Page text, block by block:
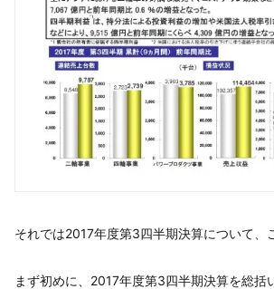
それでは2017年度第3四半期決算について、
まず初めに、2017年度第3四半期決算を総括